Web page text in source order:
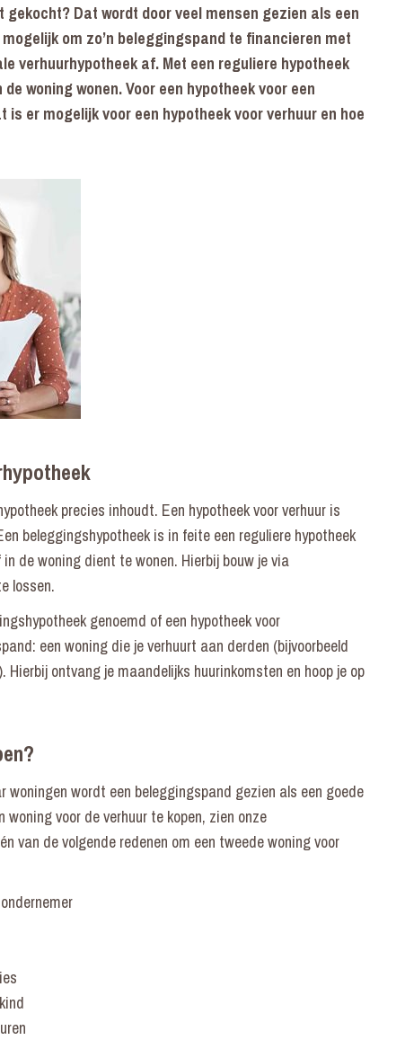
Dat wordt door veel mensen gezien als een
om zo’n beleggingspand te financieren met
verhuurhypotheek af. Met een reguliere hypotheek
woning wonen. Voor een hypotheek voor een
er mogelijk voor een hypotheek voor verhuur en hoe
precies inhoudt. Een hypotheek voor verhuur is
beleggingshypotheek is in feite een reguliere hypotheek
de woning dient te wonen. Hierbij bouw je via
lossen.
genoemd of een hypotheek voor
een woning die je verhuurt aan derden (bijvoorbeeld
ontvang je maandelijks huurinkomsten en hoop je op
wordt een beleggingspand gezien als een goede
voor de verhuur te kopen, zien onze
van de volgende redenen om een tweede woning voor